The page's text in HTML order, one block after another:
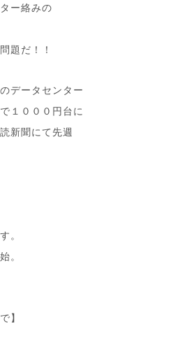
ー絡みの
題だ！！
データセンター
１０００円台に
新聞にて先週
。
。
】